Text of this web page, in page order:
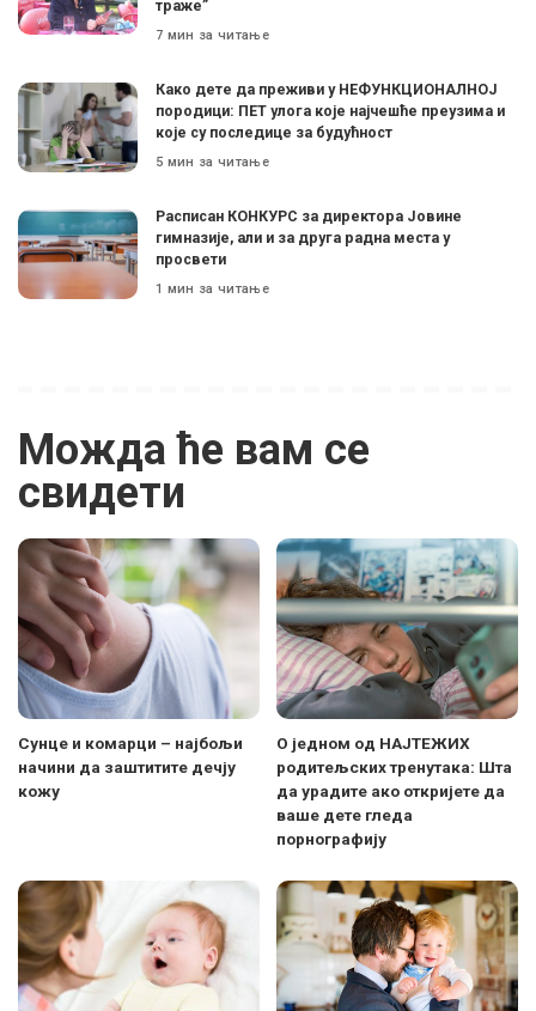
траже”
7 мин за читање
Како дете да преживи у НЕФУНКЦИОНАЛНОЈ
породици: ПЕТ улога које најчешће преузима и
које су последице за будућност
5 мин за читање
Расписан КОНКУРС за директора Јовине
гимназије, али и за друга радна места у
просвети
1 мин за читање
Можда ће вам се
свидети
Сунце и комарци – најбољи
начини да заштитите дечју
кожу
О једном од НАЈТЕЖИХ
родитељских тренутака: Шта
да урадите ако откријете да
ваше дете гледа
порнографију